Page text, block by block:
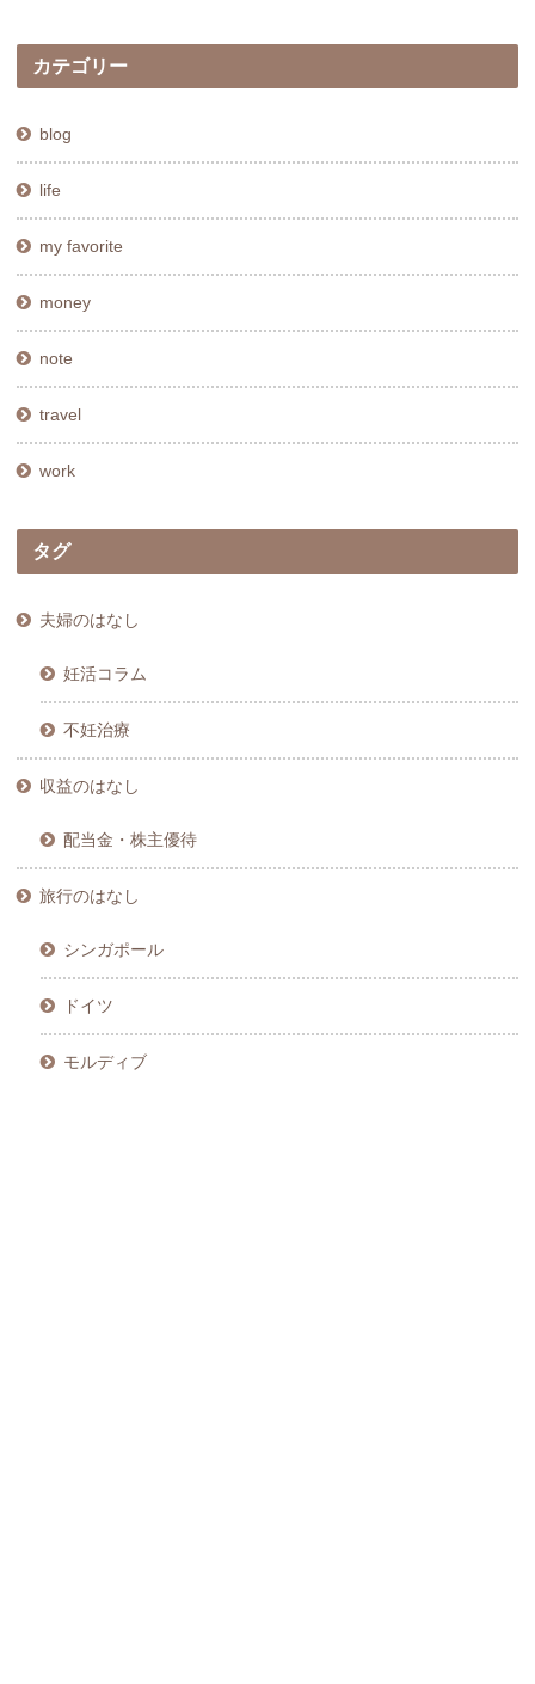
カテゴリー
blog
life
my favorite
money
note
travel
work
タグ
夫婦のはなし
妊活コラム
不妊治療
収益のはなし
配当金・株主優待
旅行のはなし
シンガポール
ドイツ
モルディブ